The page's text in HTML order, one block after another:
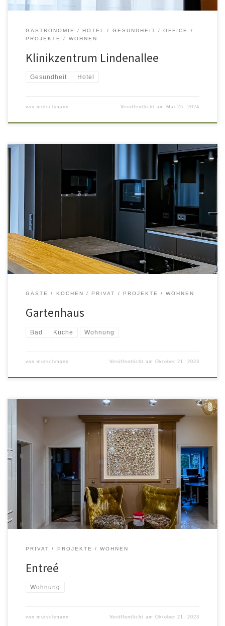
GASTRONOMIE / HOTEL GESUNDHEIT
OFFICE
PROJEKTE
WOHNEN
Klinikzentrum Lindenallee
Gesundheit Hotel
von mutschmann Veröffentlicht am Mai 25, 2024
GÄSTE KOCHEN PRIVAT PROJEKTE WOHNEN
Gartenhaus
Bad Küche Wohnung
von mutschmann Veröffentlicht amOktober 21, 2023
PRIVAT PROJEKTE WOHNEN
Entreé
Wohnung
von mutschmann Veröffentlicht amOktober 21, 2023